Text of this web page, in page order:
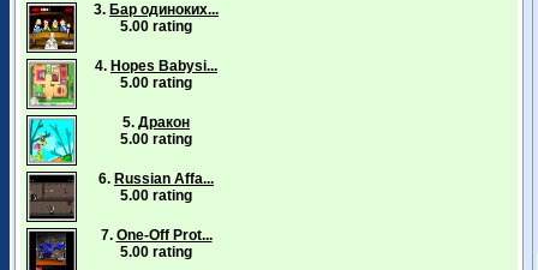
3. Бар одиноких...
5.00 rating
4. Hopes Babysi...
5.00 rating
5. Дракон
5.00 rating
6. Russian Affa...
5.00 rating
7. One-Off Prot...
5.00 rating